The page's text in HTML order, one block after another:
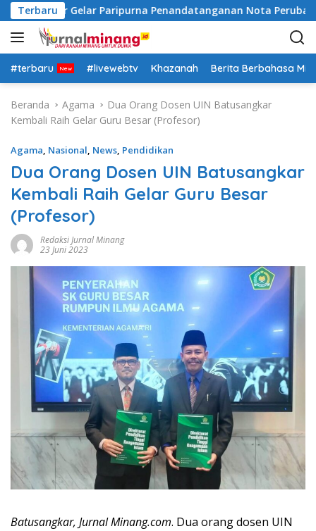
a
g
u
Terbaru
Datar Gelar Paripurna Penandatanganan Nota Perubahan
#terbaru #livewebtv Khazanah Berita Berbahasa
Beranda Agama
Dua Orang Dosen UIN Batusangkar
Kembali Raih Gelar Guru Besar (Profesor)
Agama, Nasional, News, Pendidikan
Dua Orang Dosen UIN Batusangkar
Kembali Raih Gelar Guru Besar
(Profesor)
Redaksi Jurnal Minang
23 Juni 2023
Batusangkar, Jurnal Minang.com. Dua orang dosen UIN